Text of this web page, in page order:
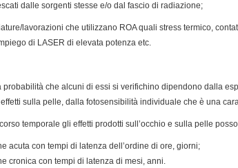
dalle sorgenti stesse e/o dal fascio di radiazione;
lavorazioni che utilizzano ROA quali stress termico,
di LASER di elevata potenza etc.
probabilità che alcuni di essi si verifichino dipendono dalla
sulla pelle, dalla fotosensibilità individuale che è una
temporale gli effetti prodotti sull’occhio e sulla pelle
acuta con tempi di latenza dell’ordine di ore, giorni;
cronica con tempi di latenza di mesi, anni.